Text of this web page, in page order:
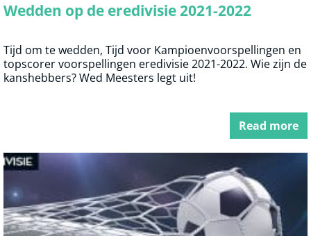
Wedden op de eredivisie 2021-2022
Tijd om te wedden, Tijd voor Kampioenvoorspellingen en
topscorer voorspellingen eredivisie 2021-2022. Wie zijn de
kanshebbers? Wed Meesters legt uit!
Read more